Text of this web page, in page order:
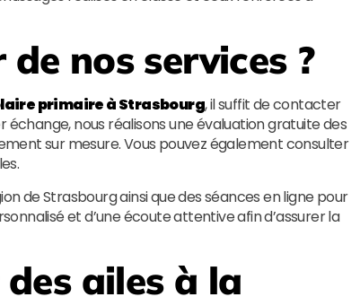
nos services ?
primaire à Strasbourg, il suffit de contacter
échange, nous réalisons une évaluation gratuite des
sur mesure. Vous pouvez également consulter
de Strasbourg ainsi que des séances en ligne pour
et d’une écoute attentive afin d’assurer la
ailes à la